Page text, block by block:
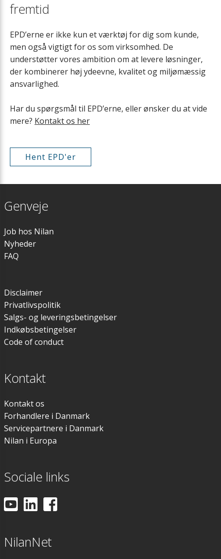
fremtid
EPD’erne er ikke kun et værktøj for dig som kunde,
men også vigtigt for os som virksomhed. De
understøtter vores ambition om at levere løsninger,
der kombinerer høj ydeevne, kvalitet og miljømæssig
ansvarlighed.
Har du spørgsmål til EPD’erne, eller ønsker du at vide
mere? Kontakt os her
Hent EPD'er
Genveje
Job hos Nilan
Nyheder
FAQ
Disclaimer
Privatlivspolitik
Salgs- og leveringsbetingelser
Indkøbsbetingelser
Code of conduct
Kontakt
Kontakt os
Forhandlere i Danmark
Servicepartnere i Danmark
Nilan i Europa
Sociale links
NilanNet